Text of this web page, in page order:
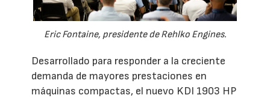
Eric Fontaine, presidente de Rehlko Engines.
Desarrollado para responder a la creciente
demanda de mayores prestaciones en
máquinas compactas, el nuevo KDI 1903 HP